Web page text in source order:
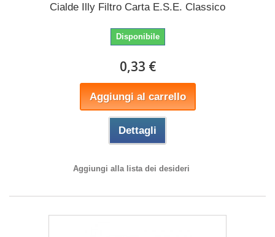
Cialde Illy Filtro Carta E.S.E. Classico
Disponibile
0,33 €
Aggiungi al carrello
Dettagli
Aggiungi alla lista dei desideri